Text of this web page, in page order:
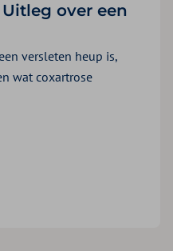
over een
versleten heup is,
wat coxartrose